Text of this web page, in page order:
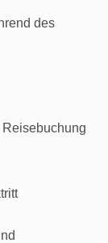
des